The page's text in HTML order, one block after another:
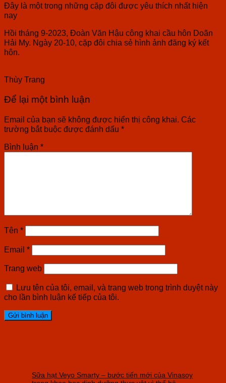
Đây là một trong những cặp đôi được yêu thích nhất hiện
nay
Hồi tháng 9-2023, Đoàn Văn Hậu công khai cầu hôn Doãn
Hải My. Ngày 20-10, cặp đôi chia sẻ hình ảnh đăng ký kết
hôn.
Thùy Trang
Để lại một bình luận
Email của bạn sẽ không được hiển thị công khai. Các
trường bắt buộc được đánh dấu *
Bình luận *
Tên *
Email *
Trang web
Lưu tên của tôi, email, và trang web trong trình duyệt này
cho lần bình luận kế tiếp của tôi.
Sữa hạt Veyo Smarty – bước tiến mới của Vinasoy